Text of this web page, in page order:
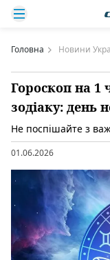
Головна Новини
Гороскоп на 1
зодіаку: день
Не поспішайте з
01.06.2026